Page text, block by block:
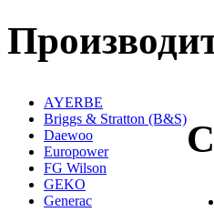
AYERBE
Briggs & Stratton (B&S)
Daewoo
Europower
FG Wilson
GEKO
Generac